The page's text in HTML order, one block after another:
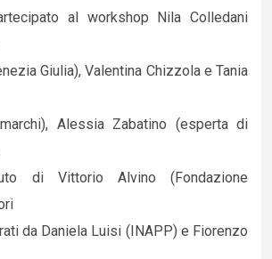
al workshop Nila Colledani
Giulia), Valentina Chizzola e Tania
Alessia Zabatino (esperta di
di Vittorio Alvino (Fondazione
da Daniela Luisi (INAPP) e Fiorenzo